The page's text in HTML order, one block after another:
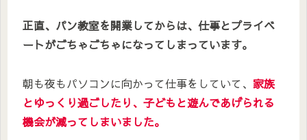
正直、パン教室を開業してからは、仕事とプライベ
ートがごちゃごちゃになってしまっています。
朝も夜もパソコンに向かって仕事をしていて、 家族
とゆっくり過ごしたり、子どもと遊んであげられる
機会が減ってしまいました。